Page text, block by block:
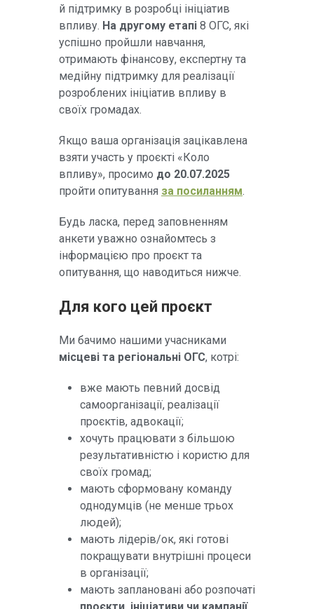
й підтримку в розробці ініціатив
впливу. На другому етапі 8 ОГС, які
успішно пройшли навчання,
отримають фінансову, експертну та
медійну підтримку для реалізації
розроблених ініціатив впливу в
своїх громадах.
Якщо ваша організація зацікавлена
взяти участь у проєкті «Коло
впливу», просимо до 20.07.2025
пройти опитування за посиланням.
Будь ласка, перед заповненням
анкети уважно ознайомтесь з
інформацією про проєкт та
опитування, що наводиться нижче.
Для кого цей проєкт
Ми бачимо нашими учасниками
місцеві та регіональні ОГС, котрі:
вже мають певний досвід
самоорганізації, реалізації
проєктів, адвокації;
хочуть працювати з більшою
результативністю і користю для
своїх громад;
мають сформовану команду
однодумців (не менше трьох
людей);
мають лідерів/ок, які готові
покращувати внутрішні процеси
в організації;
мають заплановані або розпочаті